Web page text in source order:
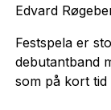
Edvard
Festspela er
debutantband
som på kort